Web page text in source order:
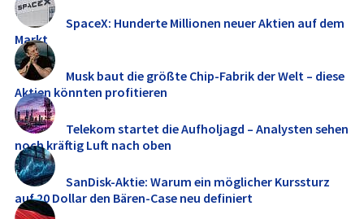
SpaceX: Hunderte Millionen neuer Aktien auf dem
Markt
Musk baut die größte Chip-Fabrik der Welt – diese
Aktien könnten profitieren
Telekom startet die Aufholjagd – Analysten sehen
noch kräftig Luft nach oben
SanDisk-Aktie: Warum ein möglicher Kurssturz
auf 20 Dollar den Bären-Case neu definiert